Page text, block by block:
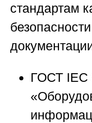
стандартам
ГОСТ IEC